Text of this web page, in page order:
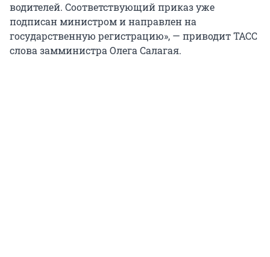
водителей. Соответствующий приказ уже
подписан министром и направлен на
государственную регистрацию», — приводит ТАСС
слова замминистра Олега Салагая.